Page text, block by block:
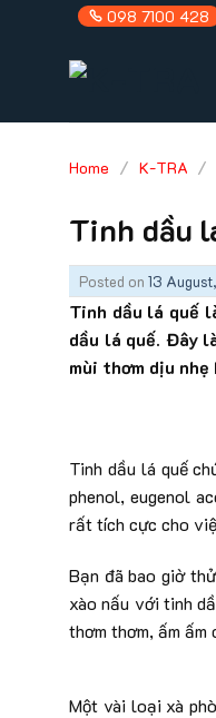
098 7100 428
Home / K-TRA /
Tinh dầu
Posted on 13
Tinh dầu lá quế
dầu lá quế. Đây
mùi thơm dịu
Tinh dầu lá quế
phenol, eugenol
rất tích cực cho
Bạn đã bao giờ
xào nấu với tinh
thơm thơm, ấm
Một vài loại xà